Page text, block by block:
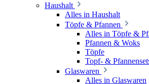
Haushalt
Alles in Haushalt
Töpfe & Pfannen
Alles in Töpfe &
Pfannen & Woks
Töpfe
Topf- &
Glaswaren
Alles in Glaswaren